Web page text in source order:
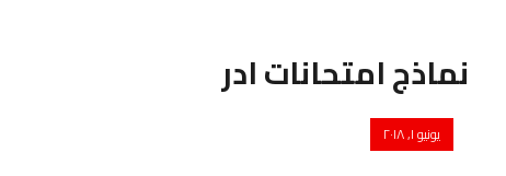
نماذج امتحانات ادر
يونيو ١, ٢٠١٨